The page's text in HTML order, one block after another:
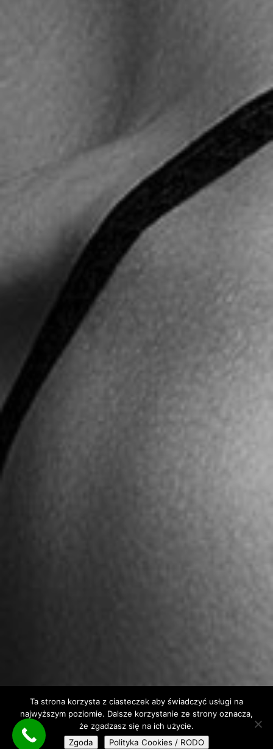
Ta strona korzysta z ciasteczek aby świadczyć usługi na
najwyższym poziomie. Dalsze korzystanie ze strony oznacza,
że zgadzasz się na ich użycie.
Zgoda
Polityka Cookies / RODO